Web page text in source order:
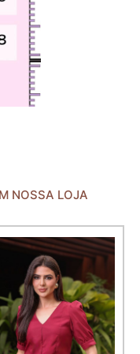
NOSSA LOJA